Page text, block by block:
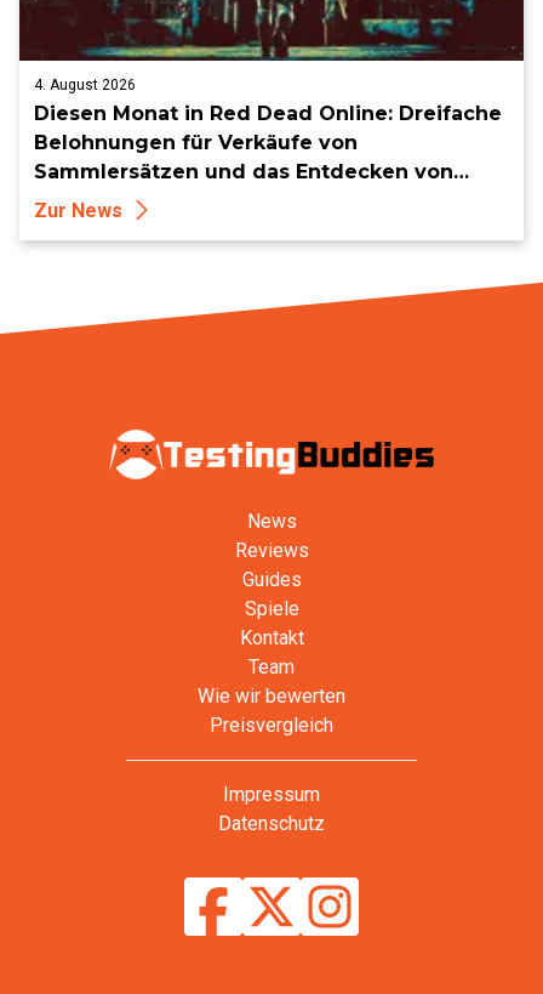
4. August 2026
Diesen Monat in Red Dead Online: Dreifache
Belohnungen für Verkäufe von
Sammlersätzen und das Entdecken von
Sammlerstücken, in Telegramm-Missionen
Zur News
News
Reviews
Guides
Spiele
Kontakt
Team
Wie wir bewerten
Preisvergleich
Impressum
Datenschutz